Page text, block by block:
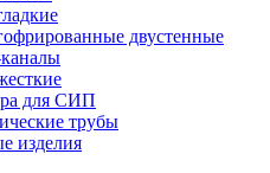
двустенные
для СИП
трубы
изделия